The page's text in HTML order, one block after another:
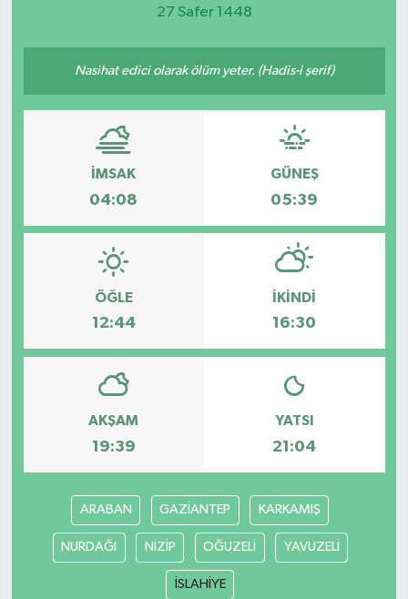
27 Safer 1448
Nasihat edici olarak ölüm yeter. (Hadis-i şerif)
İMSAK
04:08
GÜNEŞ
05:39
ÖĞLE
12:44
İKINDI
16:30
AKŞAM
19:39
YATSI
21:04
ARABAN GAZİANTEP KARKAMIŞ
NURDAĞI NİZİP OĞUZELİ YAVUZELİ
İSLAHİYE
Etkinlikler